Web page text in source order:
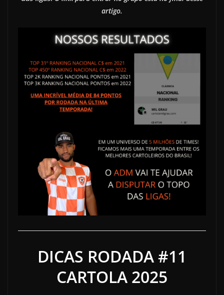
artigo.
DICAS RODADA #11
CARTOLA 2025